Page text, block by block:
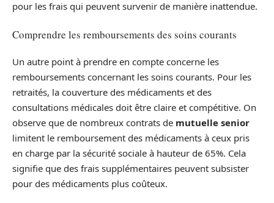
pour les frais qui peuvent survenir de manière inattendue.
Comprendre les remboursements des soins courants
Un autre point à prendre en compte concerne les
remboursements concernant les soins courants. Pour les
retraités, la couverture des médicaments et des
consultations médicales doit être claire et compétitive. On
observe que de nombreux contrats de mutuelle senior
limitent le remboursement des médicaments à ceux pris
en charge par la sécurité sociale à hauteur de 65%. Cela
signifie que des frais supplémentaires peuvent subsister
pour des médicaments plus coûteux.